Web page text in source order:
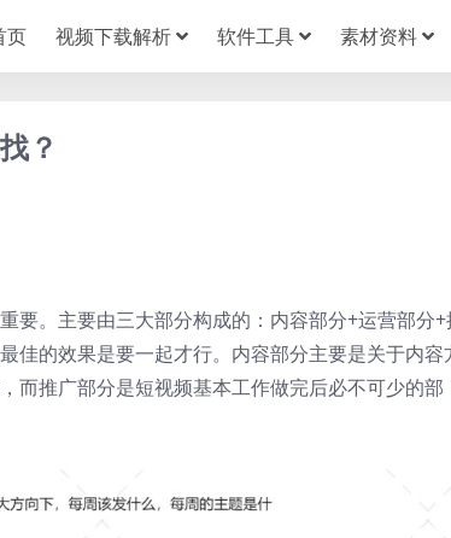
页 视频下载解析 软件工具 素材资料
？
要。主要由三大部分构成的：内容部分+运营部分+
佳的效果是要一起才行。内容部分主要是关于内容
而推广部分是短视频基本工作做完后必不可少的部